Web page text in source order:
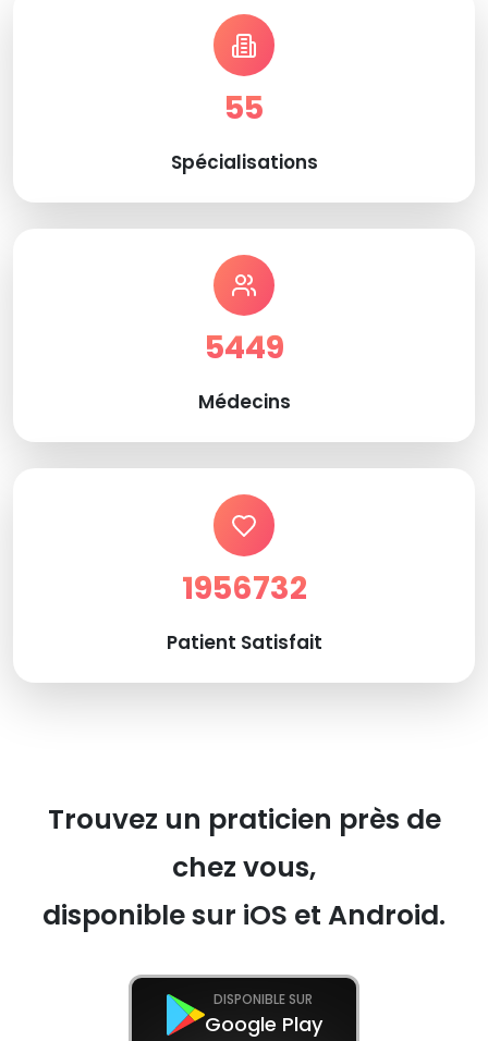
55
Spécialisations
5449
Médecins
1956732
Patient Satisfait
Trouvez un praticien près de
chez vous,
disponible sur iOS et Android.
DISPONIBLE SUR
Google Play